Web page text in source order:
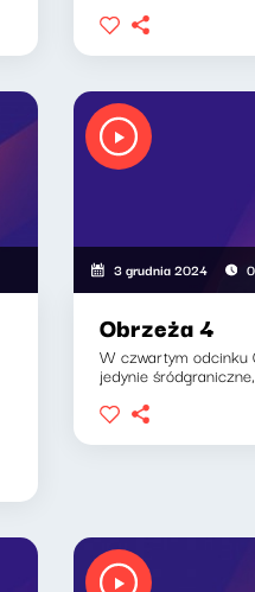
3 grudnia 2024
Obrzeża 4
W czwartym odcinku
jedynie